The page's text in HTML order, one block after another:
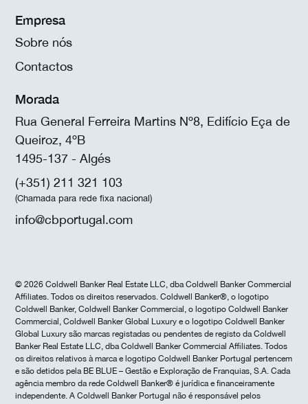
Empresa
Sobre nós
Contactos
Morada
Rua General Ferreira Martins Nº8, Edifício Eça de
Queiroz, 4ºB
1495-137 - Algés
(+351) 211 321 103
(Chamada para rede fixa nacional)
info@cbportugal.com
© 2026 Coldwell Banker Real Estate LLC, dba Coldwell Banker Commercial
Affiliates. Todos os direitos reservados. Coldwell Banker®, o logotipo
Coldwell Banker, Coldwell Banker Commercial, o logotipo Coldwell Banker
Commercial, Coldwell Banker Global Luxury e o logotipo Coldwell Banker
Global Luxury são marcas registadas ou pendentes de registo da Coldwell
Banker Real Estate LLC, dba Coldwell Banker Commercial Affiliates. Todos
os direitos relativos à marca e logotipo Coldwell Banker Portugal pertencem
e são detidos pela BE BLUE – Gestão e Exploração de Franquias, S.A. Cada
agência membro da rede Coldwell Banker® é jurídica e financeiramente
independente. A Coldwell Banker Portugal não é responsável pelos